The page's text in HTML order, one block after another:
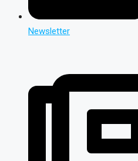
Newsletter